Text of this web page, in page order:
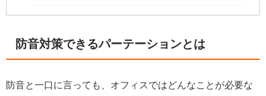
防音対策できるパーテーションとは
防音と一口に言っても、オフィスではどんなことが必要な